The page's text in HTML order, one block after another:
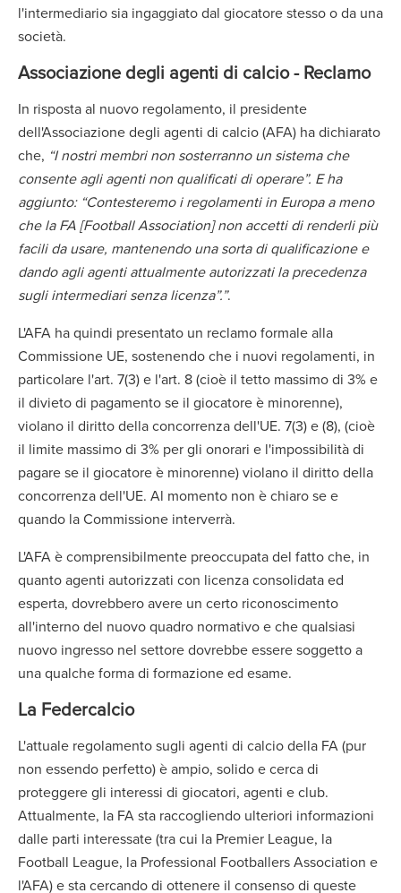
l'intermediario sia ingaggiato dal giocatore stesso o da una
società.
Associazione degli agenti di calcio - Reclamo
In risposta al nuovo regolamento, il presidente
dell'Associazione degli agenti di calcio (AFA) ha dichiarato
che, “I nostri membri non sosterranno un sistema che
consente agli agenti non qualificati di operare”. E ha
aggiunto: “Contesteremo i regolamenti in Europa a meno
che la FA [Football Association] non accetti di renderli più
facili da usare, mantenendo una sorta di qualificazione e
dando agli agenti attualmente autorizzati la precedenza
sugli intermediari senza licenza”.”.
L'AFA ha quindi presentato un reclamo formale alla
Commissione UE, sostenendo che i nuovi regolamenti, in
particolare l'art. 7(3) e l'art. 8 (cioè il tetto massimo di 3% e
il divieto di pagamento se il giocatore è minorenne),
violano il diritto della concorrenza dell'UE. 7(3) e (8), (cioè
il limite massimo di 3% per gli onorari e l'impossibilità di
pagare se il giocatore è minorenne) violano il diritto della
concorrenza dell'UE. Al momento non è chiaro se e
quando la Commissione interverrà.
L'AFA è comprensibilmente preoccupata del fatto che, in
quanto agenti autorizzati con licenza consolidata ed
esperta, dovrebbero avere un certo riconoscimento
all'interno del nuovo quadro normativo e che qualsiasi
nuovo ingresso nel settore dovrebbe essere soggetto a
una qualche forma di formazione ed esame.
La Federcalcio
L'attuale regolamento sugli agenti di calcio della FA (pur
non essendo perfetto) è ampio, solido e cerca di
proteggere gli interessi di giocatori, agenti e club.
Attualmente, la FA sta raccogliendo ulteriori informazioni
dalle parti interessate (tra cui la Premier League, la
Football League, la Professional Footballers Association e
l'AFA) e sta cercando di ottenere il consenso di queste